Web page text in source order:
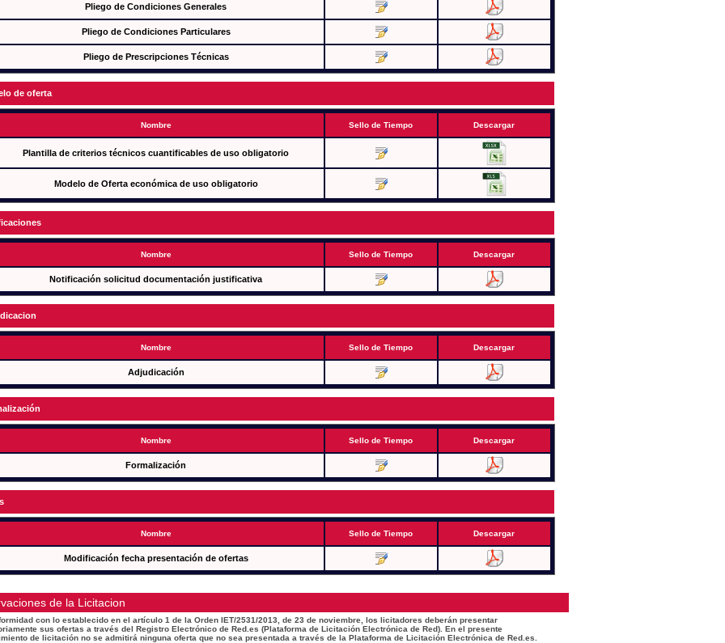
Pliego de Condiciones Generales
Pliego de Condiciones Particulares
Pliego de Prescripciones Técnicas
de oferta
Nombre Sello de Tiempo Descargar
Plantilla de criterios técnicos cuantificables de uso obligatorio
Modelo de Oferta económica de uso obligatorio
Nombre Sello de Tiempo Descargar
Notificación solicitud documentación justificativa
Nombre Sello de Tiempo Descargar
Adjudicación
Nombre Sello de Tiempo Descargar
Formalización
Nombre Sello de Tiempo Descargar
Modificación fecha presentación de ofertas
de la Licitacion
con lo establecido en el artículo 1 de la Orden IET/2531/2013, de 23 de noviembre, los licitadores deberán presentar
sus ofertas a través del Registro Electrónico de Red.es (Plataforma de Licitación Electrónica de Red). En el presente
de licitación no se admitirá ninguna oferta que no sea presentada a través de la Plataforma de Licitación Electrónica de Red.es.